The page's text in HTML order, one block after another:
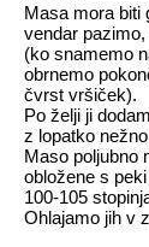
Masa mora biti
vendar
(ko snamemo
obrnemo
čvrst vršiček).
Po želji ji
z lopatko
Maso poljubno
obložene s
100-105
Ohlajamo jih v